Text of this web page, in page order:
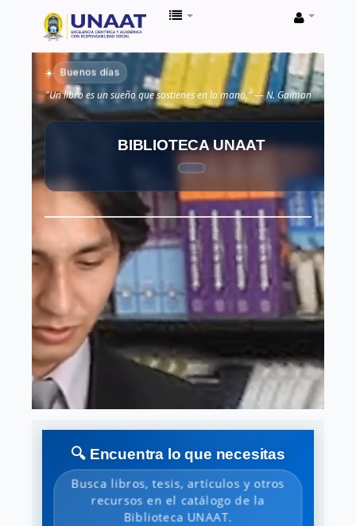
Biblioteca
Unaat
☀️ Buenos días
"Un libro es un sueño que sostienes en la mano." — N. Gaiman
BIBLIOTECA UNAAT
🔍 Encuentra lo que necesitas
Busca libros, tesis, artículos y otros
recursos en el catálogo de la
Biblioteca UNAAT.